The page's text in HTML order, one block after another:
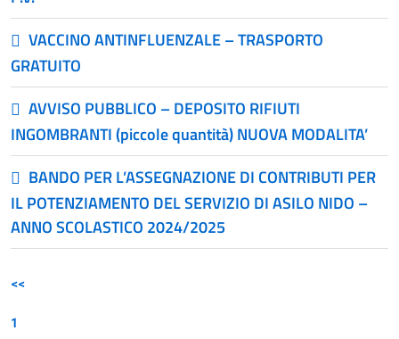
VACCINO ANTINFLUENZALE – TRASPORTO
GRATUITO
AVVISO PUBBLICO – DEPOSITO RIFIUTI
INGOMBRANTI (piccole quantità) NUOVA MODALITA’
BANDO PER L’ASSEGNAZIONE DI CONTRIBUTI PER
IL POTENZIAMENTO DEL SERVIZIO DI ASILO NIDO –
ANNO SCOLASTICO 2024/2025
<<
1